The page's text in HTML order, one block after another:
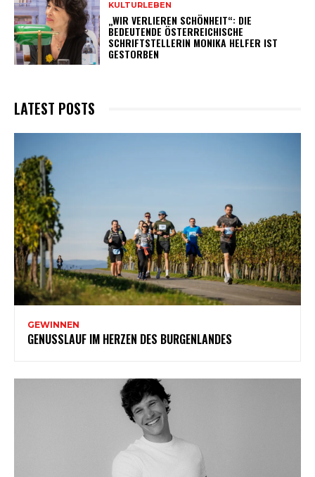
KULTURLEBEN
„WIR VERLIEREN SCHÖNHEIT“: DIE
BEDEUTENDE ÖSTERREICHISCHE
SCHRIFTSTELLERIN MONIKA HELFER IST
GESTORBEN
LATEST POSTS
GEWINNEN
GENUSSLAUF IM HERZEN DES BURGENLANDES